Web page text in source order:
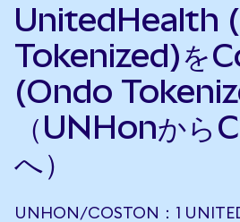
UnitedHealth
Tokenized)を
(Ondo
（UNHonから
へ）
UNHON/COSTON：1